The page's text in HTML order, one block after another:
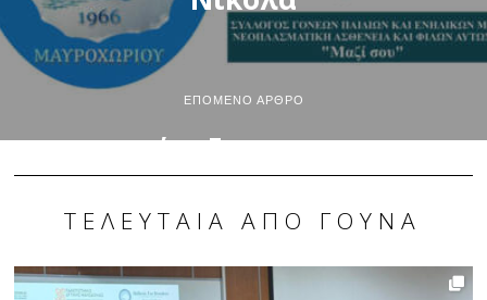
ΕΠΌΜΕΝΟ ΆΡΘΡΟ
Προκήρυξη Run Greece
Καστοριά 2018
ΤΕΛΕΥΤΑΊΑ ΑΠΌ ΓΟΎΝΑ